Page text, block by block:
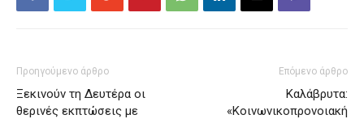
Προηγούμενο άρθρο
Ξεκινούν τη Δευτέρα οι
θερινές εκπτώσεις με
Επόμενο άρθρο
Καλάβρυτα:
«Κοινωνικοπρονοιακή